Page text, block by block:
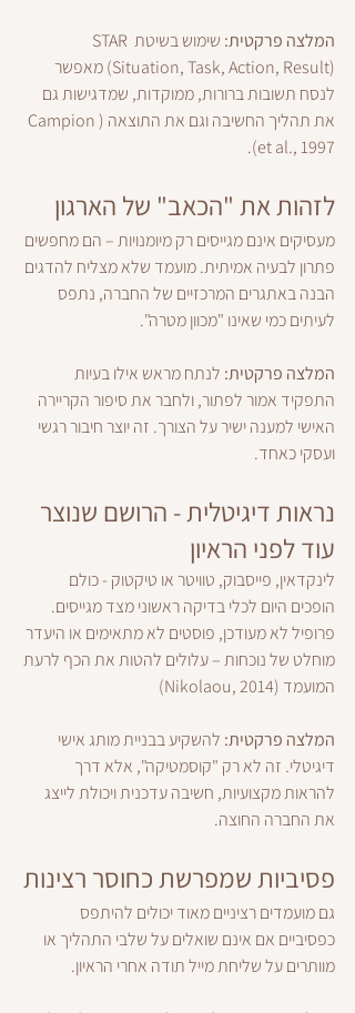
המלצה פרקטית:
שימוש בשיטת STAR
(Situation, Task, Action, Result) מאפשר
לנסח תשובות ברורות, ממוקדות, שמדגישות גם
את תהליך החשיבה וגם את התוצאה (Campion
et al., 1997).
לזהות את "הכאב" של הארגון
מעסיקים אינם מגייסים רק מיומנויות – הם מחפשים
פתרון לבעיה אמיתית. מועמד שלא מצליח להדגים
הבנה באתגרים המרכזיים של החברה, נתפס
לעיתים כמי שאינו "מכוון מטרה".
המלצה פרקטית: לנתח מראש אילו בעיות
התפקיד אמור לפתור, ולחבר את סיפור הקריירה
האישי למענה ישיר על הצורך. זה יוצר חיבור רגשי
ועסקי כאחד.
נראות דיגיטלית - הרושם שנוצר
עוד לפני הראיון
לינקדאין, פייסבוק, טוויטר או טיקטוק - כולם
הופכים היום לכלי בדיקה ראשוני מצד מגייסים.
פרופיל לא מעודכן, פוסטים לא מתאימים או היעדר
מוחלט של נוכחות – עלולים להטות את הכף לרעת
המועמד (Nikolaou, 2014)
המלצה פרקטית: להשקיע בבניית מותג אישי
דיגיטלי. זה לא רק "קוסמטיקה", אלא דרך
להראות מקצועיות, חשיבה עדכנית ויכולת לייצג
את החברה החוצה.
פסיביות שמפרשת כחוסר רצינות
גם מועמדים רציניים מאוד יכולים להיתפס
כפסיביים אם אינם שואלים על שלבי התהליך או
מוותרים על שליחת מייל תודה אחרי הראיון.